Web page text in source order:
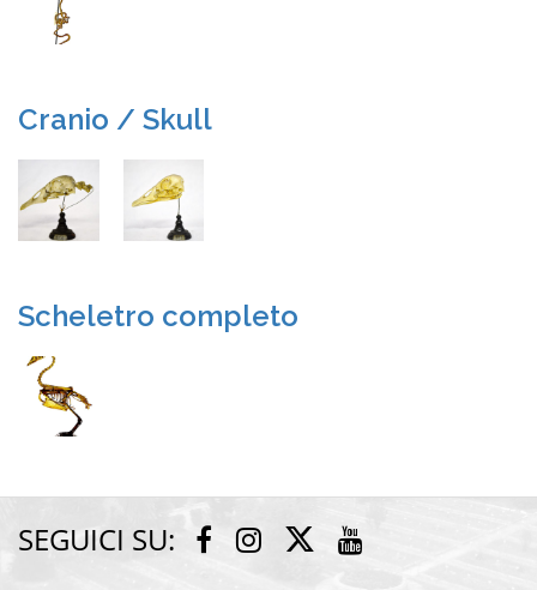
Cranio / Skull
Scheletro completo
SEGUICI SU: Facebook
Instagram
Twitter